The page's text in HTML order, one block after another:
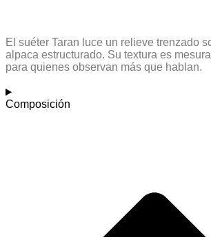
El suéter Taran luce un relieve trenzado
alpaca estructurado. Su textura es
para quienes observan más que hablan.
Composición